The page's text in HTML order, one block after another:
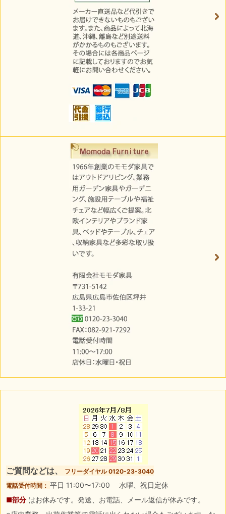
ご質問などは、
フリーダイヤル 0120-23-3040
電話受付時間： 平日 11:00〜17:00 水曜、祝日定休
■部分 はお休みです。発送、お電話、メール返信が休みです。